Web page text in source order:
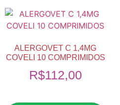
ALERGOVET C 1,4MG
COVELI 10 COMPRIMIDOS
R$112,00